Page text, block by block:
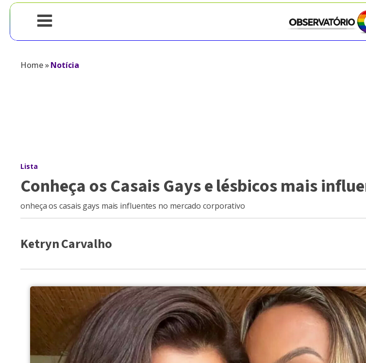
Home»Notícia
Lista
Conheça os Casais Gays e lésbicos mais
onheça os casais gays mais influentes no mercado corporativo
Ketryn Carvalho